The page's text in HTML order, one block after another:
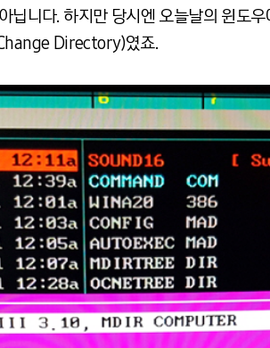
니다. 하지만 당시엔 오늘날의 윈도
Directory)였죠.